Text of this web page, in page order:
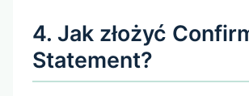
4. Jak złożyć
Statement?